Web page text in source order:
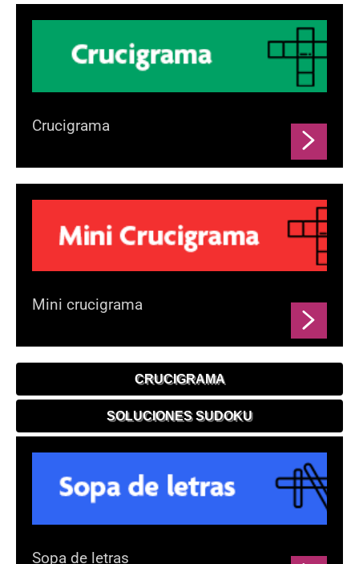
Crucigrama
Mini crucigrama
CRUCIGRAMA
SOLUCIONES SUDOKU
Sopa de letras